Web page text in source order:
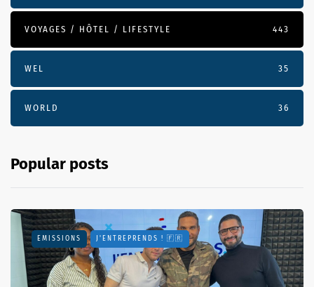
VOYAGES / HÔTEL / LIFESTYLE 443
WEL 35
WORLD 36
Popular posts
EMISSIONS J'ENTREPRENDS ! 🇫🇷